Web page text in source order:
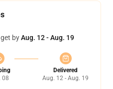
byAug. 12 - Aug. 19
08
Delivered
Aug. 12 - Aug. 19